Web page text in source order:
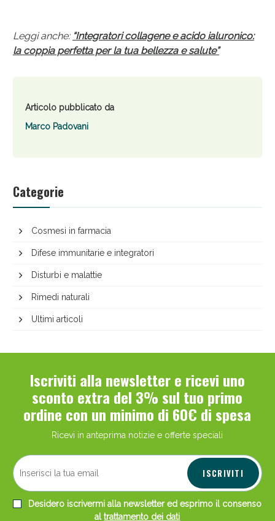
Categorie
Cosmesi in farmacia
Difese immunitarie e integratori
Disturbi e malattie
Rimedi naturali
Ultimi articoli
Leggi anche: “Integratori collagene e acido ialuronico:
la coppia perfetta per la tua bellezza e salute”
Articolo pubblicato da
Marco Padovani
Iscriviti alla newsletter e ricevi uno
sconto extra del 3% sul tuo primo
ordine con un minimo di 60€ di spesa
Ricevi in anteprima notizie e offerte speciali
ISCRIVITI
Desidero iscrivermi alla newsletter ed esprimo il consenso
altrattamento dei dati